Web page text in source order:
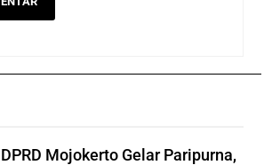
DPRD Mojokerto Gelar Paripurna,